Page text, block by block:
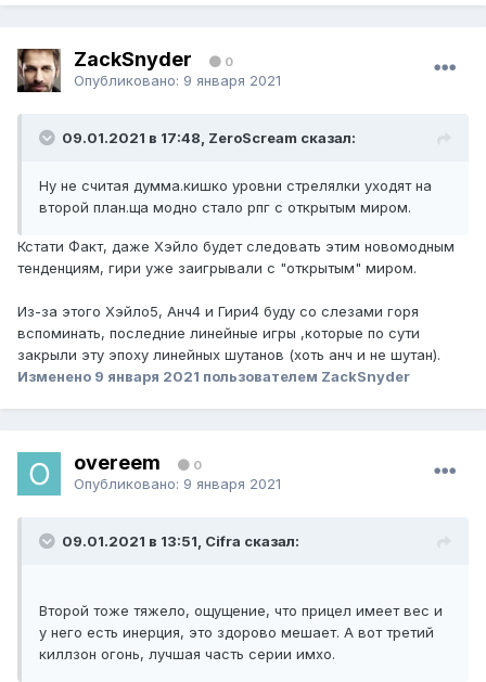
ZackSnyder 0
Опубликовано: 9 января 2021
09.01.2021 в 17:48, ZeroScream сказал:
Ну не считая думма.кишко уровни стрелялки уходят на
второй план.ща модно стало рпг с открытым миром.
Кстати Факт, даже Хэйло будет следовать этим новомодным
тенденциям, гири уже заигрывали с "открытым" миром.
Из-за этого Хэйло5, Анч4 и Гири4 буду со слезами горя
вспоминать, последние линейные игры ,которые по сути
закрыли эту эпоху линейных шутанов (хоть анч и не шутан).
Изменено 9 января 2021 пользователем ZackSnyder
overeem 0
Опубликовано: 9 января 2021
09.01.2021 в 13:51, Cifra сказал:
Второй тоже тяжело, ощущение, что прицел имеет вес и
у него есть инерция, это здорово мешает. А вот третий
киллзон огонь, лучшая часть серии имхо.